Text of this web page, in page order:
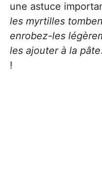
une astuce
les myrtilles
enrobez-les
les ajouter à la pâte
!